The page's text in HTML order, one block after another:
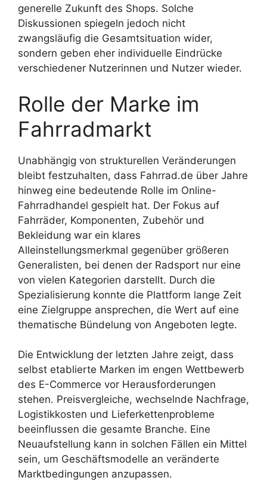
generelle Zukunft des Shops. Solche
Diskussionen spiegeln jedoch nicht
zwangsläufig die Gesamtsituation wider,
sondern geben eher individuelle Eindrücke
verschiedener Nutzerinnen und Nutzer wieder.
Rolle der Marke im
Fahrradmarkt
Unabhängig von strukturellen Veränderungen
bleibt festzuhalten, dass Fahrrad.de über Jahre
hinweg eine bedeutende Rolle im Online-
Fahrradhandel gespielt hat. Der Fokus auf
Fahrräder, Komponenten, Zubehör und
Bekleidung war ein klares
Alleinstellungsmerkmal gegenüber größeren
Generalisten, bei denen der Radsport nur eine
von vielen Kategorien darstellt. Durch die
Spezialisierung konnte die Plattform lange Zeit
eine Zielgruppe ansprechen, die Wert auf eine
thematische Bündelung von Angeboten legte.
Die Entwicklung der letzten Jahre zeigt, dass
selbst etablierte Marken im engen Wettbewerb
des E-Commerce vor Herausforderungen
stehen. Preisvergleiche, wechselnde Nachfrage,
Logistikkosten und Lieferkettenprobleme
beeinflussen die gesamte Branche. Eine
Neuaufstellung kann in solchen Fällen ein Mittel
sein, um Geschäftsmodelle an veränderte
Marktbedingungen anzupassen.